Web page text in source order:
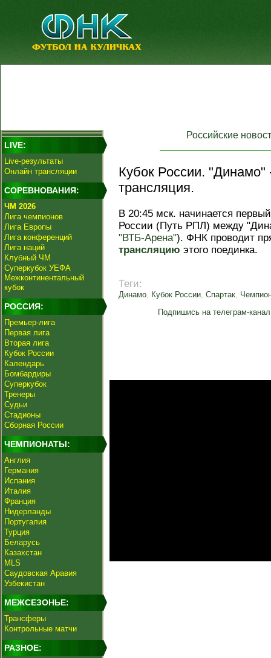
LIVE:
Live-результаты
Онлайн трансляции
СОРЕВНОВАНИЯ:
ЧМ 2026
Лига чемпионов
Лига Европы
Лига конференций
Лига наций
Клубный ЧМ
Суперкубок УЕФА
Межконтинентальный
кубок
РОССИЯ:
Премьер-лига
Первая лига
Вторая лига
Кубок России
Календарь
Бомбардиры
Суперкубок
Тренеры
Судьи
Стадионы
Сборная России
ЧЕМПИОНАТЫ:
Англия
Германия
Испания
Италия
Франция
Нидерланды
Португалия
Турция
Беларусь
Казахстан
MLS
Саудовская Аравия
Узбекистан
МЕЖСЕЗОНЬЕ:
Трансферы
Контрольные матчи
РАЗНОЕ:
Российские
Кубок России.
трансляция.
В 20:45 мск. начинается
России (Путь РПЛ) между
"ВТБ-Арена"). ФНК проводит
трансляцию этого поединка.
Теги:
Динамо, Кубок России, Спартак,
Подпишись на телеграм-